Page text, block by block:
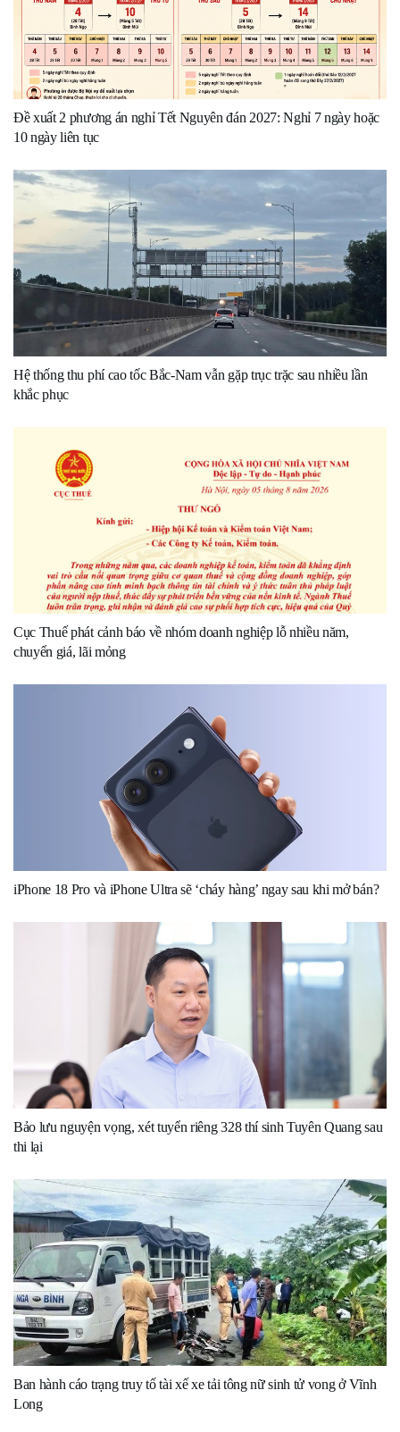
Đề xuất 2 phương án nghỉ Tết Nguyên đán 2027: Nghỉ 7 ngày hoặc
10 ngày liên tục
Hệ thống thu phí cao tốc Bắc-Nam vẫn gặp trục trặc sau nhiều lần
khắc phục
Cục Thuế phát cảnh báo về nhóm doanh nghiệp lỗ nhiều năm,
chuyển giá, lãi mỏng
iPhone 18 Pro và iPhone Ultra sẽ ‘cháy hàng’ ngay sau khi mở bán?
Bảo lưu nguyện vọng, xét tuyển riêng 328 thí sinh Tuyên Quang sau
thi lại
Ban hành cáo trạng truy tố tài xế xe tải tông nữ sinh tử vong ở Vĩnh
Long